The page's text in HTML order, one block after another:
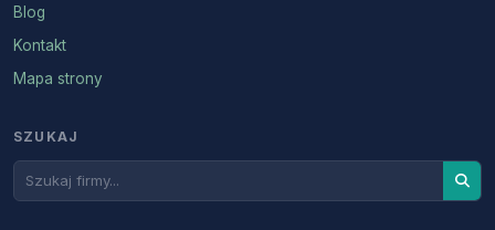
Blog
Kontakt
Mapa strony
SZUKAJ